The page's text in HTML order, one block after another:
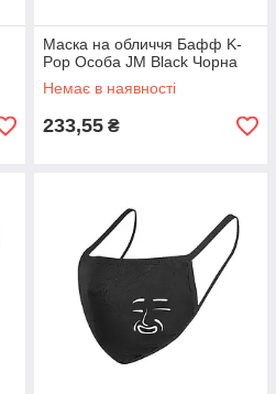
Маска на обличчя Бафф K-
Pop Особа JM Black Чорна
Немає в наявності
233,55 ₴